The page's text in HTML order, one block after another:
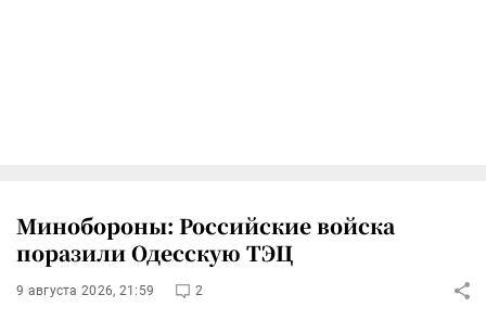
Минобороны: Российские войска
поразили Одесскую ТЭЦ
9 августа 2026, 21:59 2